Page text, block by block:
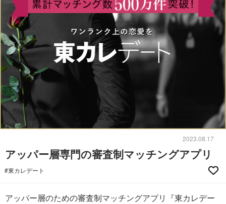
2023.08.17
アッパー層専門の審査制マッチングアプリ
#東カレデート
アッパー層のための審査制マッチングアプリ『東カレデー